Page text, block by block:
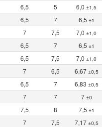
6,5 5 6,0 ±1,5
6,5 7 6,5 ±1
7 7,5 7,0 ±1,0
6,5 7 6,5 ±1
6,5 7,5 7,0 ±1,0
7 6,5 6,67 ±0,5
6,5 7 6,83 ±0,5
7 7 7 ±0
7,5 8 7,5 ±1
7 7,5 7,17 ±0,5